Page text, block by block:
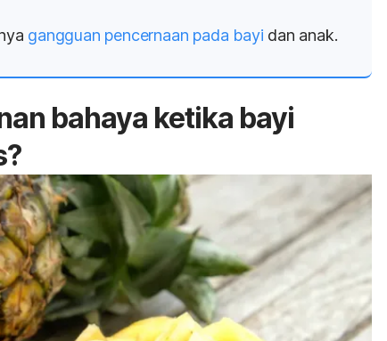
gangguan pencernaan pada bayi dan anak.
bahaya ketika bayi